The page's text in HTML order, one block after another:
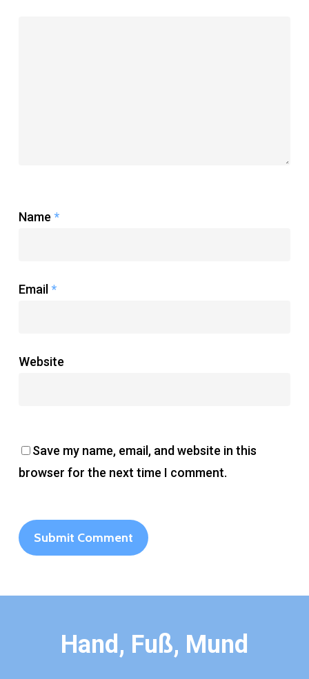
Name *
Email *
Website
Save my name, email, and website in this
browser for the next time I comment.
Hand, Fuß, Mund